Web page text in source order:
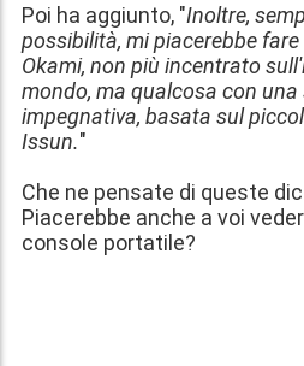
Poi ha aggiunto, "Inoltre,
possibilità, mi piacerebbe
Okami, non più incentrato
mondo, ma qualcosa con
impegnativa, basata sul
Issun."
Che ne pensate di queste
Piacerebbe anche a voi
console portatile?